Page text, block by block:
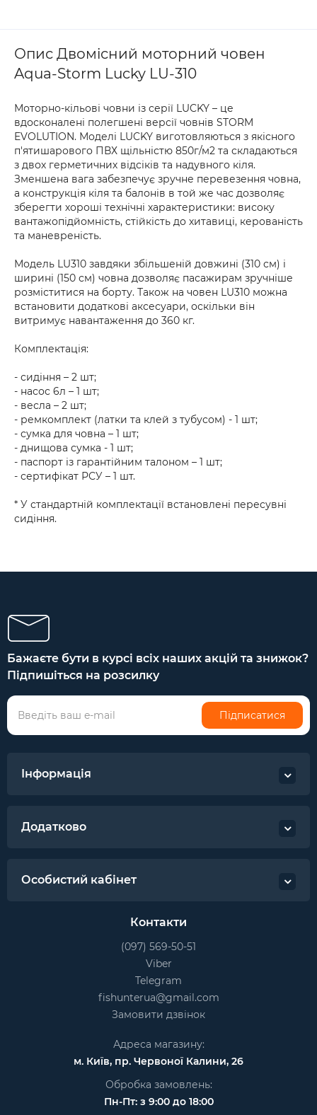
Опис Двомісний моторний човен
Aqua-Storm Lucky LU-310
Моторно-кільові човни із серії LUCKY – це
вдосконалені полегшені версії човнів STORM
EVOLUTION. Моделі LUCKY виготовляються з якісного
п'ятишарового ПВХ щільністю 850г/м2 та складаються
з двох герметичних відсіків та надувного кіля.
Зменшена вага забезпечує зручне перевезення човна,
а конструкція кіля та балонів в той же час дозволяє
зберегти хороші технічні характеристики: високу
вантажопідйомність, стійкість до хитавиці, керованість
та маневреність.
Модель LU310 завдяки збільшеній довжині (310 см) і
ширині (150 см) човна дозволяє пасажирам зручніше
розміститися на борту. Також на човен LU310 можна
встановити додаткові аксесуари, оскільки він
витримує навантаження до 360 кг.
Комплектація:
- сидіння – 2 шт;
- насос 6л – 1 шт;
- весла – 2 шт;
- ремкомплект (латки та клей з тубусом) - 1 шт;
- сумка для човна – 1 шт;
- днищова сумка - 1 шт;
- паспорт із гарантійним талоном – 1 шт;
- сертифікат РСУ – 1 шт.
* У стандартній комплектації встановлені пересувні
сидіння.
Бажаєте бути в курсі всіх наших акцій та знижок?
Підпишіться на розсилку
Підписатися
Інформація
Додатково
Особистий кабінет
Контакти
(097) 569-50-51
Viber
Telegram
fishunterua@gmail.com
Замовити дзвінок
Адреса магазину:
м. Київ, пр. Червоної Калини, 26
Обробка замовлень:
Пн-Пт: з 9:00 до 18:00